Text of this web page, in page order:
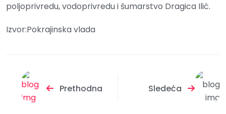
poljoprivredu, vodoprivredu i šumarstvo Dragica Ilić.
Izvor:Pokrajinska vlada
Prethodna Sledeća